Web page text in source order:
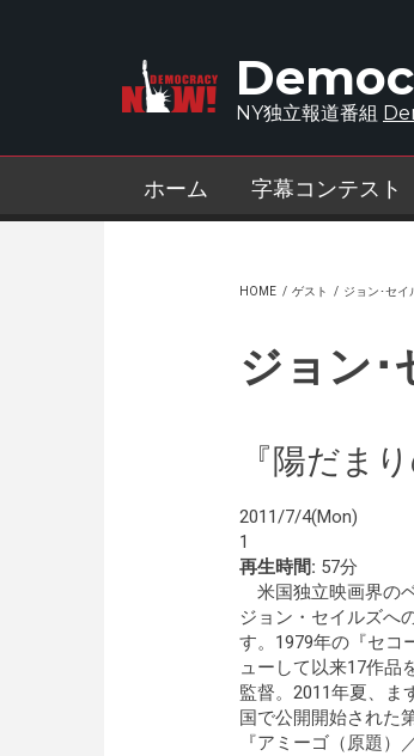
NY独立報道番組
ホーム 字幕コンテスト
HOME / ゲスト / ジョン･セイ
ジョン･
『陽だま
2011/7/4(Mon)
1
再生時間: 57分
米国独立映画界の
ジョン・セイルズへ
す。1979年の『セコ
ューして以来17作品
監督。2011年夏、ま
国で公開開始された
『アミーゴ（原題）